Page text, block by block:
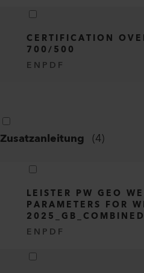
CERTIFICATION
700/500
EN PDF
Zusatzanleitung (4)
LEISTER PW GEO
PARAMETERS FOR
2025_GB_COMBINED
EN PDF